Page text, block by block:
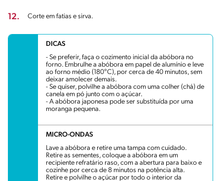
12. Corte em fatias e sirva.
DICAS
- Se preferir, faça o cozimento inicial da abóbora no
forno. Embrulhe a abóbora em papel de alumínio e leve
ao forno médio (180°C), por cerca de 40 minutos, sem
deixar amolecer demais.
- Se quiser, polvilhe a abóbora com uma colher (chá) de
canela em pó junto com o açúcar.
- A abóbora japonesa pode ser substituída por uma
moranga pequena.
MICRO-ONDAS
Lave a abóbora e retire uma tampa com cuidado.
Retire as sementes, coloque a abóbora em um
recipiente refratário raso, com a abertura para baixo e
cozinhe por cerca de 8 minutos na potência alta.
Retire e polvilhe o açúcar por todo o interior da